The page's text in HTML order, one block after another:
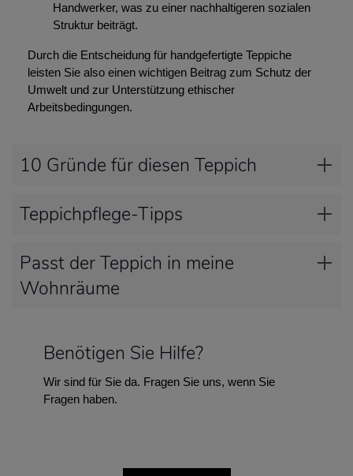
Handwerker, was zu einer nachhaltigeren sozialen
Struktur beiträgt.
Durch die Entscheidung für handgefertigte Teppiche
leisten Sie also einen wichtigen Beitrag zum Schutz der
Umwelt und zur Unterstützung ethischer
Arbeitsbedingungen.
10 Gründe für diesen Teppich
Teppichpflege-Tipps
Passt der Teppich in meine
Wohnräume
Benötigen Sie Hilfe?
Wir sind für Sie da. Fragen Sie uns, wenn Sie
Fragen haben.